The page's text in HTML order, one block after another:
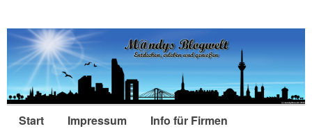
Start Impressum
Info für Firmen